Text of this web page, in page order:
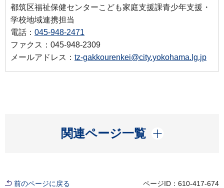
都筑区福祉保健センターこども家庭支援課青少年支援・
学校地域連携担当
電話： 045-948-2471
ファクス：045-948-2309
メールアドレス： tz-gakkourenkei@city.yokohama.lg.jp
関連ページ一覧
開く
前のページに戻る ページID：610-417-674